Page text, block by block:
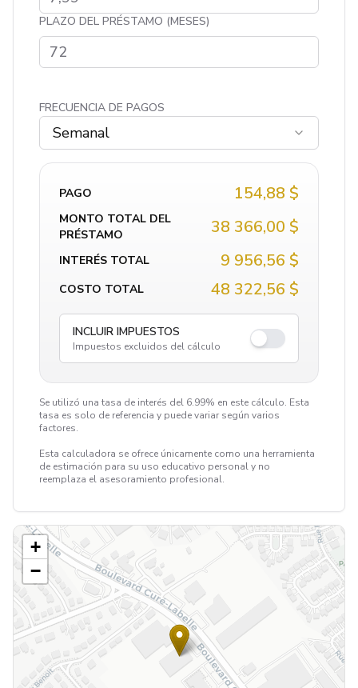
PLAZO DEL PRÉSTAMO (MESES)
FRECUENCIA DE PAGOS
Semanal
PAGO 154,88 $
MONTO TOTAL DEL
PRÉSTAMO
38 366,00 $
INTERÉS TOTAL 9 956,56 $
COSTO TOTAL 48 322,56 $
INCLUIR IMPUESTOS
Impuestos excluidos del cálculo
Se utilizó una tasa de interés del 6.99% en este cálculo. Esta
tasa es solo de referencia y puede variar según varios
factores.
Esta calculadora se ofrece únicamente como una herramienta
de estimación para su uso educativo personal y no
reemplaza el asesoramiento profesional.
+
−